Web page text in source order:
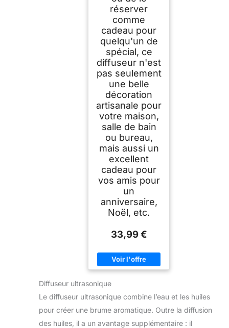
réserver
comme
cadeau pour
quelqu'un de
spécial, ce
diffuseur n'est
pas seulement
une belle
décoration
artisanale pour
votre maison,
salle de bain
ou bureau,
mais aussi un
excellent
cadeau pour
vos amis pour
un
anniversaire,
Noël, etc.
33,99 €
Diffuseur ultrasonique
Le diffuseur ultrasonique combine l’eau et les huiles
pour créer une brume aromatique. Outre la diffusion
des huiles, il a un avantage supplémentaire : il